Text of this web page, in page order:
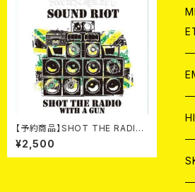
【予約商品】SHOT THE RADIO
WITH A GUN / SOUND RIOT
(CD)【8月８日発売】
¥2,500